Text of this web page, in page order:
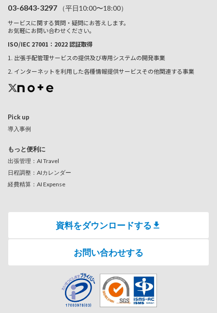
03-6843-3297
（平日10:00〜18:00）
サービスに関する質問・疑問にお答えします。
お気軽にお問い合わせください。
ISO/IEC 27001：2022 認証取得
1. 出張手配管理サービスの提供及び専用システムの開発事業
2. インターネットを利用した各種情報提供サービスその他関連する事業
Pick up
導入事例
もっと便利に
出張管理：AI Travel
日程調整：AIカレンダー
経費精算：AI Expense
資料をダウンロードする
お問い合わせする